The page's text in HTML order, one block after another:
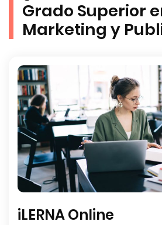
Grado Superior
Marketing y
iLERNA Online